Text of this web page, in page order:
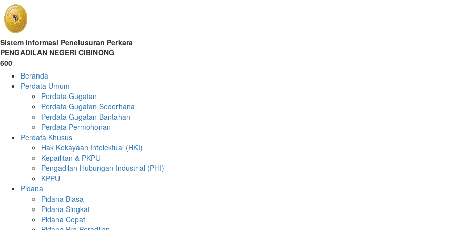
Sistem Informasi Penelusuran Perkara
PENGADILAN NEGERI CIBINONG
600
Beranda
Perdata Umum
Perdata Gugatan
Perdata Gugatan Sederhana
Perdata Gugatan Bantahan
Perdata Permohonan
Perdata Khusus
Hak Kekayaan Intelektual (HKI)
Kepailitan & PKPU
Pengadilan Hubungan Industrial (PHI)
KPPU
Pidana
Pidana Biasa
Pidana Singkat
Pidana Cepat